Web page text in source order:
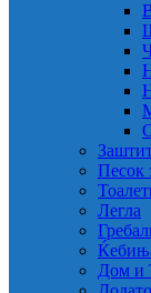
Песок
Легла
Дом и